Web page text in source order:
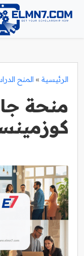
الرئيسية » المنح
منحة